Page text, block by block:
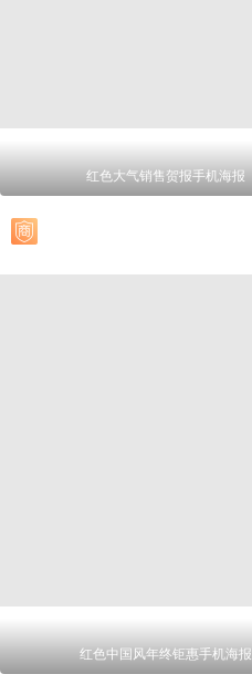
红色大气销售贺报手机海报
红色中国风年终钜惠手机海报